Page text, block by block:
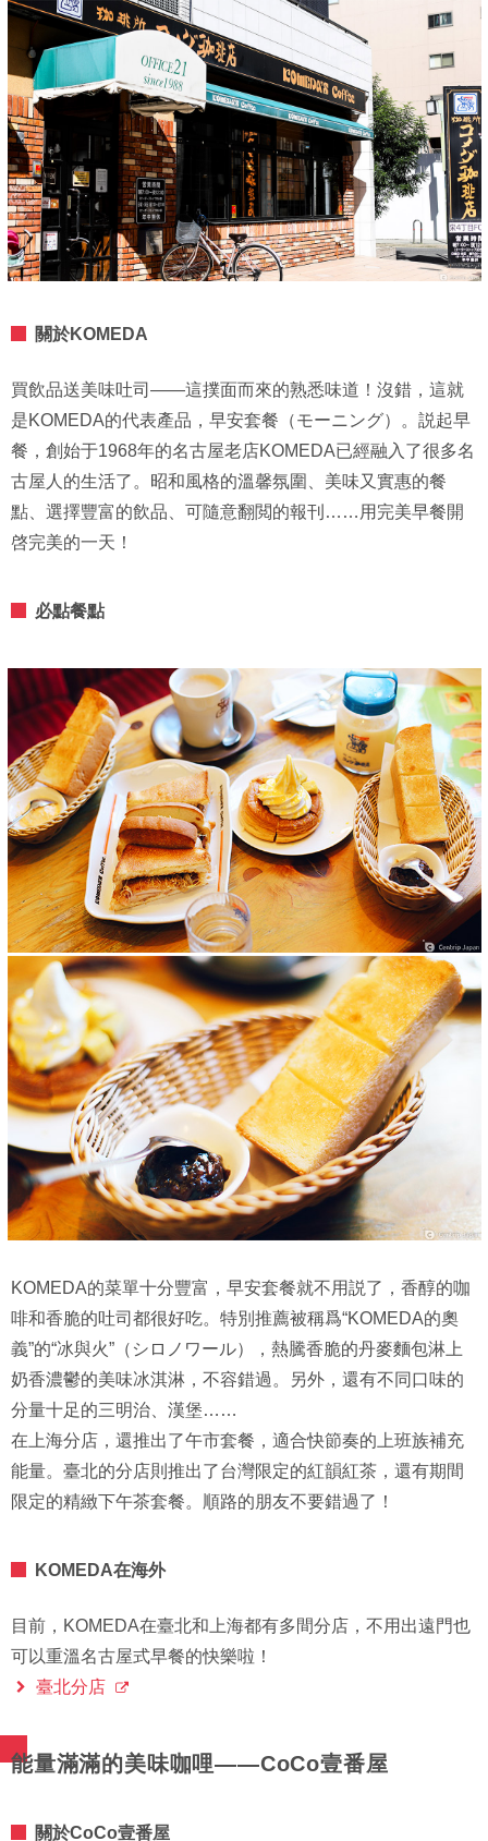
關於KOMEDA
買飲品送美味吐司——這撲面而來的熟悉味道！沒錯，這就
是KOMEDA的代表產品，早安套餐（モーニング）。説起早
餐，創始于1968年的名古屋老店KOMEDA已經融入了很多名
古屋人的生活了。昭和風格的溫馨氛圍、美味又實惠的餐
點、選擇豐富的飲品、可隨意翻閲的報刊……用完美早餐開
啓完美的一天！
必點餐點
KOMEDA的菜單十分豐富，早安套餐就不用説了，香醇的咖
啡和香脆的吐司都很好吃。特別推薦被稱爲“KOMEDA的奧
義”的“冰與火”（シロノワール），熱騰香脆的丹麥麵包淋上
奶香濃鬱的美味冰淇淋，不容錯過。另外，還有不同口味的
分量十足的三明治、漢堡……
在上海分店，還推出了午市套餐，適合快節奏的上班族補充
能量。臺北的分店則推出了台灣限定的紅韻紅茶，還有期間
限定的精緻下午茶套餐。順路的朋友不要錯過了！
KOMEDA在海外
目前，KOMEDA在臺北和上海都有多間分店，不用出遠門也
可以重溫名古屋式早餐的快樂啦！
臺北分店
能量滿滿的美味咖哩——CoCo壹番屋
關於CoCo壹番屋